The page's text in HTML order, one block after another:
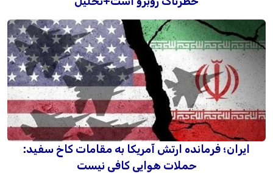
ایران؛ فرمانده ارتش آمریکا به مقامات کاخ سفید:
حملات هوایی کافی نیست